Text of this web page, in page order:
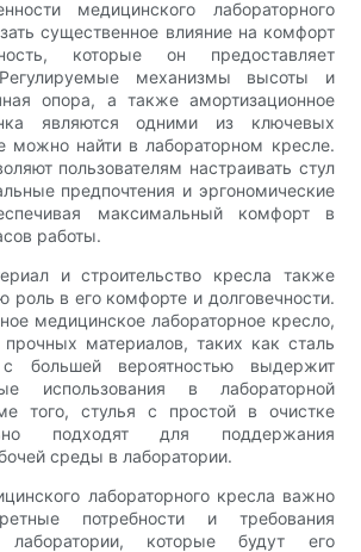
медицинского лабораторного
существенное влияние на комфорт
которые он предоставляет
Регулируемые механизмы высоты и
опора, а также амортизационное
являются одними из ключевых
можно найти в лабораторном кресле.
пользователям настраивать стул
предпочтения и эргономические
максимальный комфорт в
работы.
и строительство кресла также
в его комфорте и долговечности.
медицинское лабораторное кресло,
прочных материалов, таких как сталь
большей вероятностью выдержит
использования в лабораторной
того, стулья с простой в очистке
подходят для поддержания
среды в лаборатории.
лабораторного кресла важно
потребности и требования
лаборатории, которые будут его